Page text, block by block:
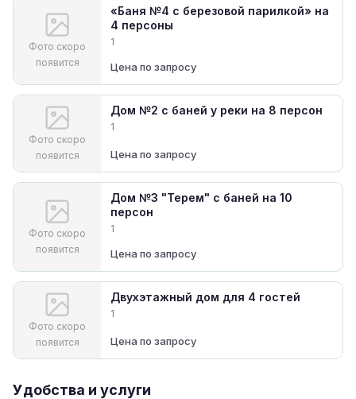
Фото скоро
появится
«Баня №4 с березовой парилкой» на
4 персоны
1
Цена по запросу
Фото скоро
появится
Дом №2 с баней у реки на 8 персон
1
Цена по запросу
Фото скоро
появится
Дом №3 "Терем" с баней на 10
персон
1
Цена по запросу
Фото скоро
появится
Двухэтажный дом для 4 гостей
1
Цена по запросу
Удобства и услуги